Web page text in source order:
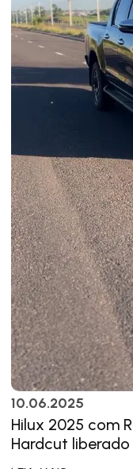
10.06.2025
Hilux 2025 com
Hardcut liberado